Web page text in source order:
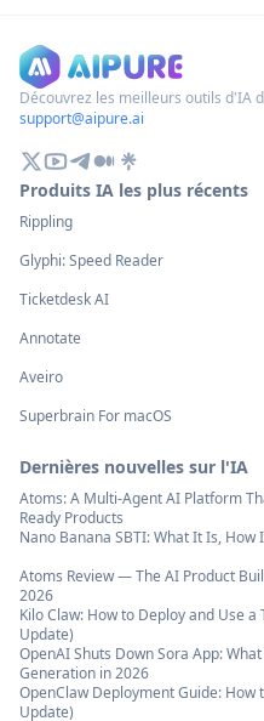
texture basée sur le rendu
(PBR) pour créer des
haute fidélité à partir
descriptions textuelles.
Découvrez les meilleurs outils d'IA
support@aipure.ai
Produits IA les plus récents
Rippling
Glyphi: Speed Reader
Ticketdesk AI
Annotate
Aveiro
Superbrain For macOS
Dernières nouvelles sur l'IA
Atoms: A Multi-Agent AI Platform
Ready Products
Nano Banana SBTI: What It Is,
Atoms Review — The AI Product
2026
Kilo Claw: How to Deploy and Use a
Update)
OpenAI Shuts Down Sora App:
Generation in 2026
OpenClaw Deployment Guide: How
Update)